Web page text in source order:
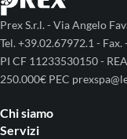
Prex S.r.l. - Via Angelo
Tel. +39.02.67972.1 -
PI CF 11233530150 -
250.000€ PEC
Chi siamo
Servizi